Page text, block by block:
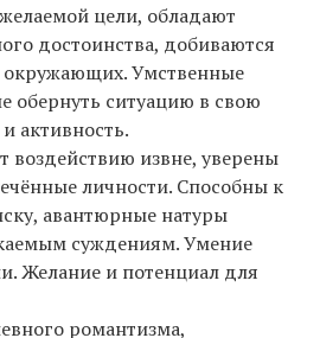
цели, обладают
достоинства, добиваются
Умственные
обернуть ситуацию в свою
активность.
воздействию извне, уверены
личности. Способны к
авантюрные натуры
суждениям. Умение
Желание и потенциал для
романтизма,